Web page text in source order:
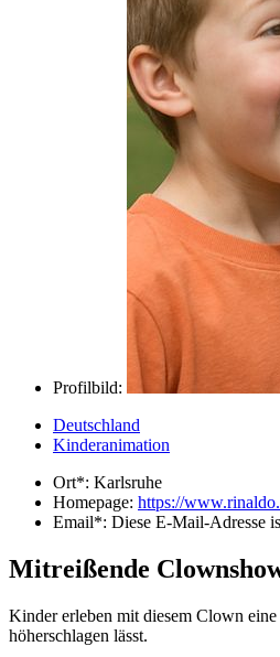
Profilbild:
Deutschland
Kinderanimation
Ort*: Karlsruhe
Homepage: https://
Email*: Diese E-Mail-Adresse
Mitreißende
Kinder erleben mit diesem Clown
höherschlagen lässt.